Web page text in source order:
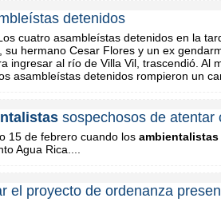
detenidos
cuatro asambleístas detenidos en la
su hermano Cesar Flores y un ex
ingresar al río de Villa Vil, trascendió. Al
asambleístas detenidos rompieron un
sospechosos de atentar
15 de febrero cuando los ambientalistas
Agua Rica....
el proyecto de ordenanza